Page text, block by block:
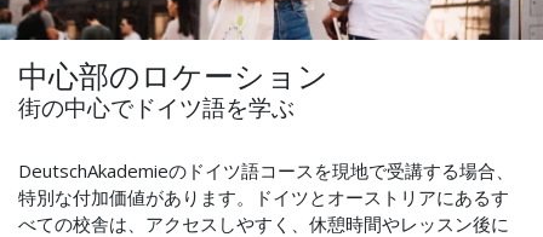
中心部のロケーション
街の中心でドイツ語を学ぶ
DeutschAkademieのドイツ語コースを現地で受講する場合、
特別な付加価値があります。ドイツとオーストリアにあるす
べての校舎は、アクセスしやすく、休憩時間やレッスン後に